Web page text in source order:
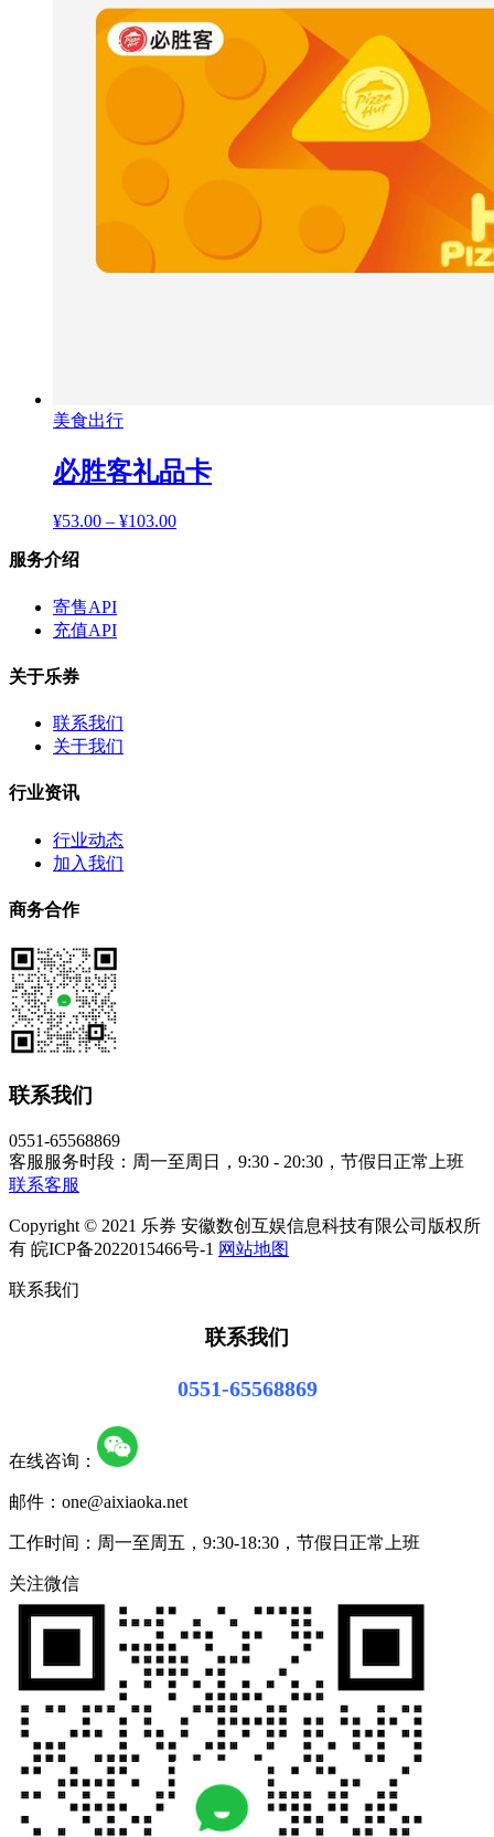
美食出行
必胜客礼品卡
¥53.00 – ¥103.00
服务介绍
寄售API
充值API
关于乐券
联系我们
关于我们
行业资讯
行业动态
加入我们
商务合作
联系我们
0551-65568869
客服服务时段：周一至周日，9:30 - 20:30，节假日正常上班
联系客服
Copyright © 2021 乐券 安徽数创互娱信息科技有限公司版权所
有 皖ICP备2022015466号-1 网站地图
联系我们
联系我们
0551-65568869
在线咨询：
邮件：one@aixiaoka.net
工作时间：周一至周五，9:30-18:30，节假日正常上班
关注微信